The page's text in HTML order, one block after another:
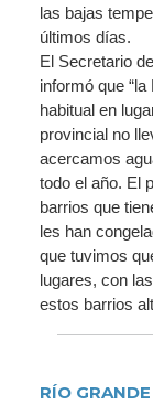
las bajas
últimos días.
El Secretario
informó que
habitual en
provincial no
acercamos
todo el año. El
barrios que
les han
que tuvimos
lugares, con
estos barrios
RÍO GRANDE